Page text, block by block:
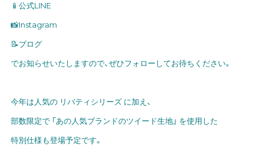
📱公式LINE
📸Instagram
📝ブログ
でお知らせいたしますので、ぜひフォローしてお待ちください。
今年は人気の リバティシリーズ に加え、
部数限定で 「あの人気ブランドのツイード生地」 を使用した
特別仕様も登場予定です。